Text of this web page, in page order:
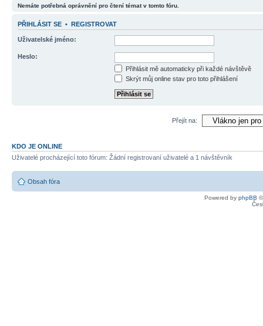
Nemáte potřebná oprávnění pro čtení témat v tomto fóru.
PŘIHLÁSIT SE • REGISTROVAT
Uživatelské jméno:
Heslo:
Přihlásit mě automaticky při každé návštěvě
Skrýt můj online stav pro toto přihlášení
Přejít na:
KDO JE ONLINE
Uživatelé procházející toto fórum: Žádní registrovaní uživatelé a 1 návštěvník
Obsah fóra
Powered by phpBB